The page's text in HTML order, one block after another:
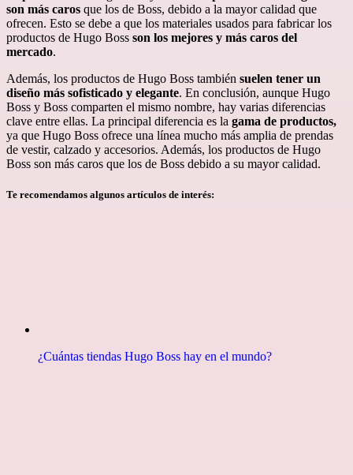
son más caros que los de Boss, debido a la mayor calidad que
ofrecen. Esto se debe a que los materiales usados para fabricar los
productos de Hugo Boss son los mejores y más caros del
mercado.
Además, los productos de Hugo Boss también suelen tener un
diseño más sofisticado y elegante. En conclusión, aunque Hugo
Boss y Boss comparten el mismo nombre, hay varias diferencias
clave entre ellas. La principal diferencia es la gama de productos,
ya que Hugo Boss ofrece una línea mucho más amplia de prendas
de vestir, calzado y accesorios. Además, los productos de Hugo
Boss son más caros que los de Boss debido a su mayor calidad.
Te recomendamos algunos artículos de interés:
¿Cuántas tiendas Hugo Boss hay en el mundo?